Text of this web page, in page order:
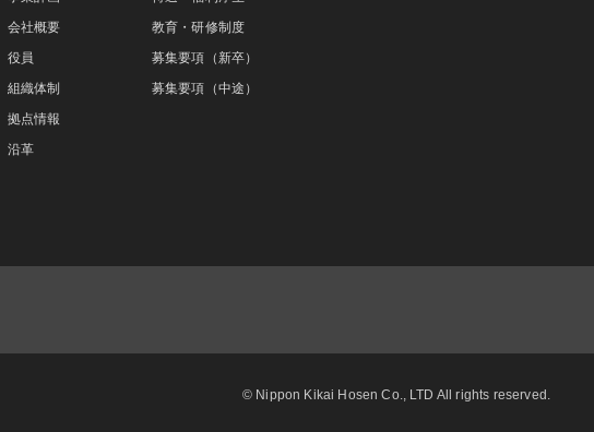
会社概要
役員
組織体制
拠点情報
沿革
教育・研修制度
募集要項（新卒）
募集要項（中途）
© Nippon Kikai Hosen Co., LTD All rights reserved.